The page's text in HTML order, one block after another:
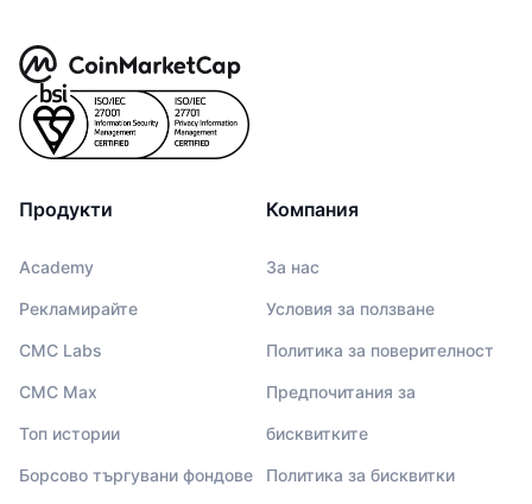
Продукти
Academy
Рекламирайте
CMC Labs
CMC Max
Топ истории
Борсово търгувани фондове
Компания
За нас
Условия за ползване
Политика за поверителност
Предпочитания за
бисквитките
Политика за бисквитки